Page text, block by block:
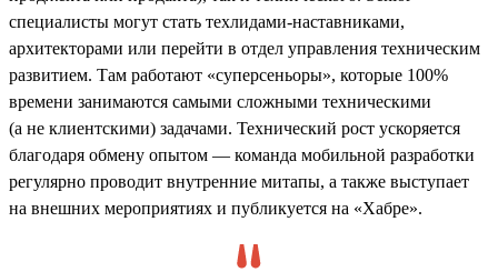
специалисты могут стать техлидами-наставниками,
архитекторами или перейти в отдел управления техническим
развитием. Там работают «суперсеньоры», которые 100%
времени занимаются самыми сложными техническими
(а не клиентскими) задачами. Технический рост ускоряется
благодаря обмену опытом — команда мобильной разработки
регулярно проводит внутренние митапы, а также выступает
на внешних мероприятиях и публикуется на «Хабре».